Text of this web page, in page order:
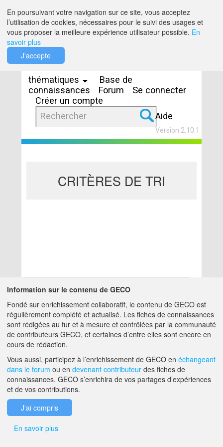
thématiques
Base de
connaissances
Forum
Se connecter
Créer un compte
Aide
Version 2.10.1
CRITÈRES DE TRI
Aucun résultat
A PROPOS DE GECO AIDE
F.A.Q. NOUS CONTACTER
En poursuivant votre navigation sur ce site, vous acceptez
l’utilisation de cookies, nécessaires pour le suivi des usages et
vous proposer la meilleure expérience utilisateur possible. En
savoir plus
J'accepte
Information sur le contenu de GECO
Fondé sur enrichissement collaboratif, le contenu de GECO est
régulièrement complété et actualisé. Les fiches de connaissances
sont rédigées au fur et à mesure et contrôlées par la communauté
de contributeurs GECO, et certaines d’entre elles sont encore en
cours de rédaction.
Vous aussi, participez à l’enrichissement de GECO en échangeant
dans le forum ou en devenant contributeur des fiches de
connaissances. GECO s’enrichira de vos partages d’expériences
et de vos contributions.
J'ai compris
En savoir plus